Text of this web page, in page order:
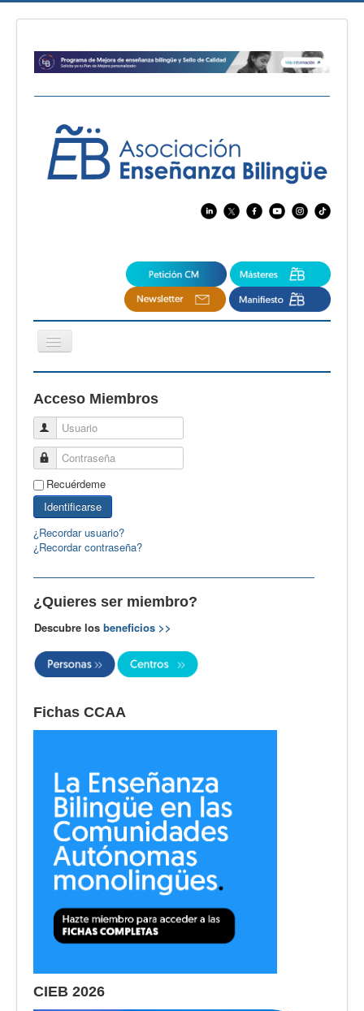
Cambiar
navegación
CertAcleB
Profesores Visitantes
Calidad
Artículos
Recursos
Observatorio EB
CIEB
Contacto
Acceso Miembros
Usuario
Contraseña
Recuérdeme
Identificarse
¿Recordar usuario?
¿Recordar contraseña?
¿Quieres ser miembro?
Descubre los beneficios >>
Fichas CCAA
CIEB 2026